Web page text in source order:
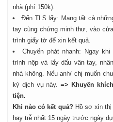
nhà (phí 150k).
Đến TLS lấy: Mang tất cả
tay cùng chứng minh thư, vào
trình giấy tờ để xin kết quả.
Chuyển phát nhanh: Ngay
trình nộp và lấy dấu vân tay,
nhà không. Nếu anh/ chị muốn
ký dịch vụ này. => Khuyến
tiện.
Khi nào có kết quả?Hồ sơ xin thị
hay trễ nhất 15 ngày trước ngày dự